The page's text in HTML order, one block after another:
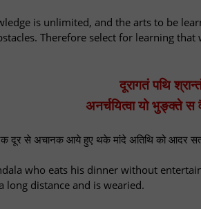
is unlimited, and the arts to be
Therefore select for learning
दूरागतं पथि
अनर्चयित्वा यो भुङ्क्ते
दूर से अचानक आये हुए थके मांदे अतिथि को आदर
who eats his dinner without
long distance and is wearied.